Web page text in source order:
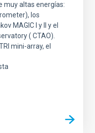
muy altas energías:
los
MAGIC I y II y el
( CTAO).
mini-array, el